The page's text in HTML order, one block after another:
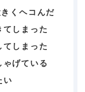
くヘコんだ
てしまった
てしまった
ゃげている
い